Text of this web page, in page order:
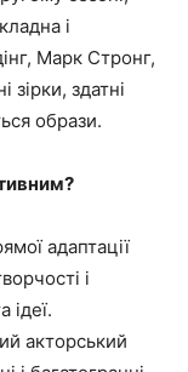
і
Марк Стронг,
здатні
образи.
адаптації
і
ідеї.
акторський